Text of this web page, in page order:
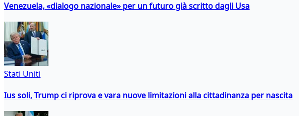
Venezuela, «dialogo nazionale» per un futuro già scritto dagli Usa
Stati Uniti
Ius soli, Trump ci riprova e vara nuove limitazioni alla cittadinanza per nascita